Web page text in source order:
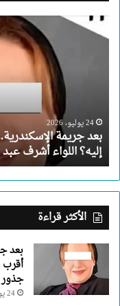
بعد
جريمة
لقتل
أقرب
الناس
إليه؟
اللواء
أشرف
عبد
العزيز
جذور
العنف
الأسري
24 يوليو، 2026
بعد جريمة
إليه؟ اللواء أشرف
الأكثر قراءة
بعد
أقرب
جذور
24 يوليو، 2026